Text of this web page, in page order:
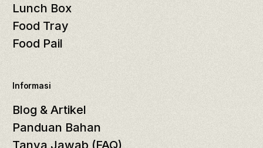
Lunch Box
Food Tray
Food Pail
Informasi
Blog & Artikel
Panduan Bahan
Tanya Jawab (FAQ)